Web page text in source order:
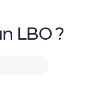
LBO ?